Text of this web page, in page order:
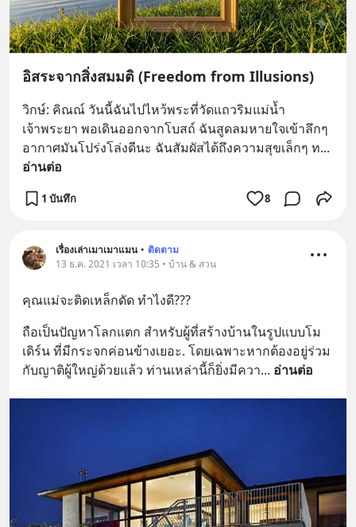
อิสระจากสิ่งสมมติ (Freedom from Illusions)
วิกษ์: คิณณ์ วันนี้ฉันไปไหว้พระที่วัดแถวริมแม่น้ำ
เจ้าพระยา พอเดินออกจากโบสถ์ ฉันสูดลมหายใจเข้าลึกๆ
อากาศมันโปร่งโล่งดีนะ ฉันสัมผัสได้ถึงความสุขเล็กๆ ท
อ่านต่อ
1 บันทึก 8
เรื่องเล่าเมาเมาแมน • ติดตาม
13 ธ.ค. 2021 เวลา 10:35 • บ้าน & สวน
คุณแม่จะติดเหล็กดัด ทำไงดี???
ถือเป็นปัญหาโลกแตก สำหรับผู้ที่สร้างบ้านในรูปแบบโม
เดิร์น ที่มีกระจกค่อนข้างเยอะ. โดยเฉพาะหากต้องอยู่ร่วม
กับญาติผู้ใหญ่ด้วยแล้ว ท่านเหล่านี้ก็ยิ่งมีควา... อ่านต่อ